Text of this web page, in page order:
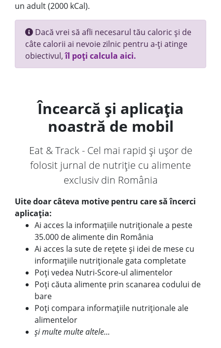
un adult (2000 kCal).
Dacă vrei să afli necesarul tău caloric și de
câte calorii ai nevoie zilnic pentru a-ți atinge
obiectivul,îl poți calcula aici.
Încearcă și aplicația
noastră de mobil
Eat & Track - Cel mai rapid și ușor de
folosit jurnal de nutriție cu alimente
exclusiv din România
Uite doar câteva motive pentru care să încerci
aplicația:
Ai acces la informațiile nutriționale a peste
35.000 de alimente din România
Ai acces la sute de rețete și idei de mese cu
informațiile nutriționale gata completate
Poți vedea Nutri-Score-ul alimentelor
Poți căuta alimente prin scanarea codului de
bare
Poți compara informațiile nutriționale ale
alimentelor
și multe multe altele...